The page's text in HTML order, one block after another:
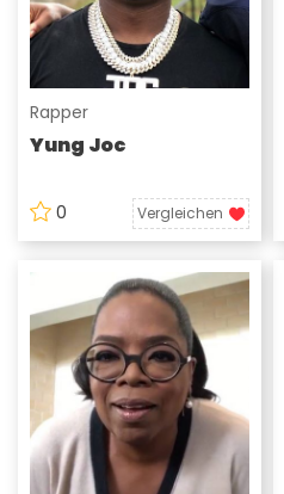
Rapper
Yung Joc
0 Vergleichen